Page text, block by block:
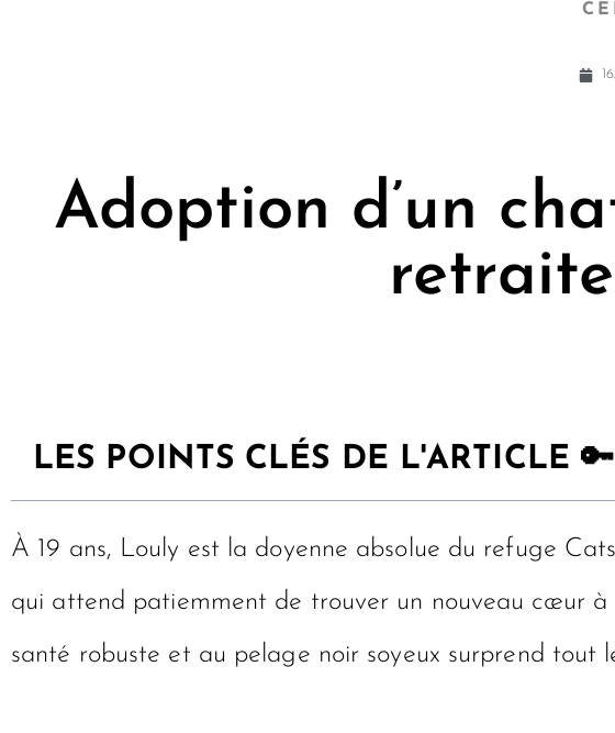
Adoption d’un
LES POINTS CLÉS DE L'ARTICLE 🔑
À 19 ans, Louly est la doyenne absolue du refuge
qui attend patiemment de trouver un nouveau cœur
santé robuste et au pelage noir soyeux surprend tout